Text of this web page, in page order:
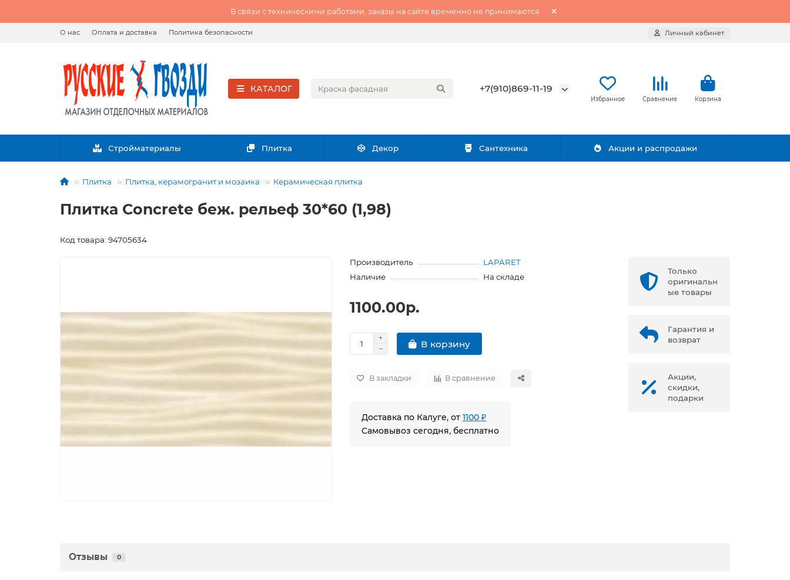
В связи с техническими работами, заказы на сайте временно не принимаются
О нас Оплата и доставка Политика безопасности Личный кабинет
КАТАЛОГ +7(910)869-11-19
Избранное Сравнение Корзина
Стройматериалы Плитка Декор Сантехника Акции и распродажи
Плитка Плитка, керамогранит и мозаика Керамическая плитка
Плитка Concrete беж. рельеф 30*60 (1,98)
Код товара: 94705634
Производитель
LAPARET
Наличие
На складе
1100.00р.
В корзину
В закладки В сравнение
Доставка по Калуге, от1100 ₽
Самовывоз сегодня, бесплатно
Только
оригинальн
ые товары
Гарантия и
возврат
Акции,
скидки,
подарки
Отзывы 0